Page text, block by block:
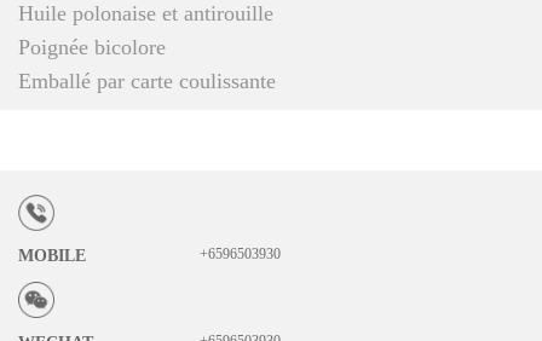
Huile polonaise et antirouille
Poignée bicolore
Emballé par carte coulissante
MOBILE +6596503930